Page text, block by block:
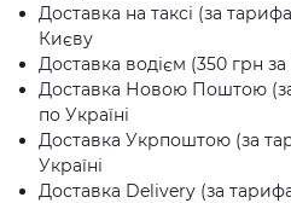
Доставка на таксі (за
Києву
Доставка водієм (350 грн
Доставка Новою Поштою
по Україні
Доставка Укрпоштою (за
Україні
Доставка Delivery (за